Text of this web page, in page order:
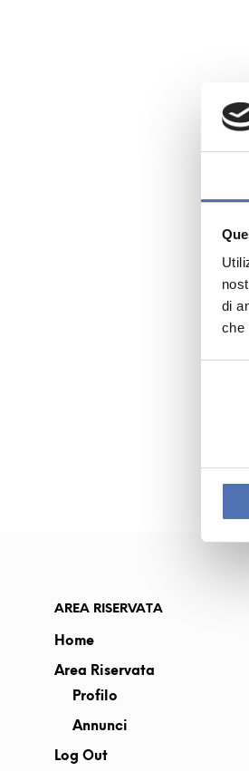
di
che
e
AREA RISERVATA
Home
Area Riservata
Profilo
Annunci
Log Out